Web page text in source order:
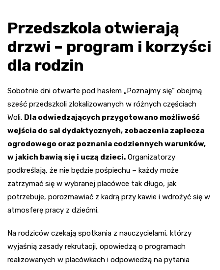
Przedszkola otwierają
drzwi – program i korzyści
dla rodzin
Sobotnie dni otwarte pod hasłem „Poznajmy się” obejmą
sześć przedszkoli zlokalizowanych w różnych częściach
Woli. Dla odwiedzających przygotowano możliwość
wejścia do sal dydaktycznych, zobaczenia zaplecza
ogrodowego oraz poznania codziennych warunków,
w jakich bawią się i uczą dzieci. Organizatorzy
podkreślają, że nie będzie pośpiechu – każdy może
zatrzymać się w wybranej placówce tak długo, jak
potrzebuje, porozmawiać z kadrą przy kawie i wdrożyć się w
atmosferę pracy z dziećmi.
Na rodziców czekają spotkania z nauczycielami, którzy
wyjaśnią zasady rekrutacji, opowiedzą o programach
realizowanych w placówkach i odpowiedzą na pytania